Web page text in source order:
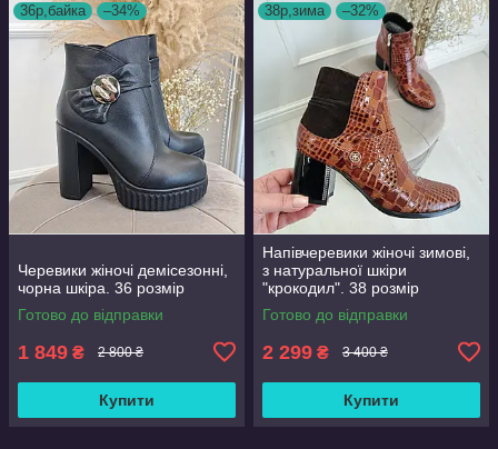
36р,байка –34%
Черевики жіночі демісезонні,
чорна шкіра. 36 розмір
Готово до відправки
1 849 ₴ 2 800 ₴
Купити
38р,зима –32%
Напівчеревики жіночі зимові,
з натуральної шкіри
"крокодил". 38 розмір
Готово до відправки
2 299 ₴ 3 400 ₴
Купити